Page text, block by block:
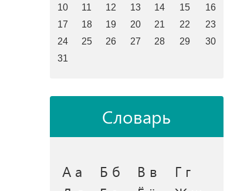
10
11 12 13 14 15
16
17
18 19 20 21 22
23
24
25 26 27 28 29
30
31
Словарь
А а Б б В в
Г г